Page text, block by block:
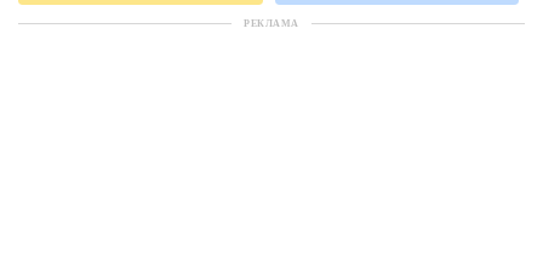
РЕКЛАМА